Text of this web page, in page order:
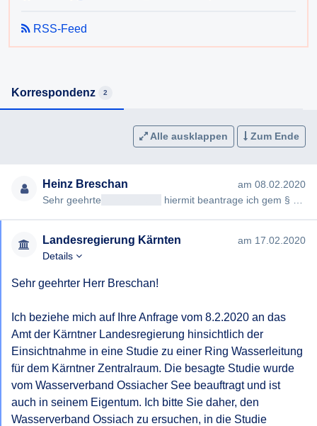
RSS-Feed
Korrespondenz 2
Alle ausklappen Zum Ende
Heinz Breschan
am 08.02.2020
Sehr geehrte
hiermit beantrage ich gem § 2 K-ISG die Erteilung folgender Auskunft: das Land Kärnten …
Landesregierung Kärnten
am 17.02.2020
Details
Sehr geehrter Herr Breschan!
Ich beziehe mich auf Ihre Anfrage vom 8.2.2020 an das
Amt der Kärntner Landesregierung hinsichtlich der
Einsichtnahme in eine Studie zu einer Ring Wasserleitung
für dem Kärntner Zentralraum. Die besagte Studie wurde
vom Wasserverband Ossiacher See beauftragt und ist
auch in seinem Eigentum. Ich bitte Sie daher, den
Wasserverband Ossiach zu ersuchen, in die Studie